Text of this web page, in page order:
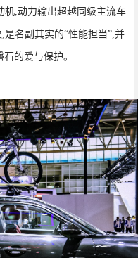
机,动力输出超越同级主流车
名副其实的“性能担当”,并
的爱与保护。